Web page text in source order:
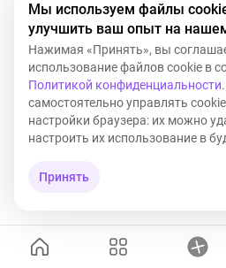
Мы используем файлы
улучшить ваш опыт на
Нажимая «Принять», вы
использование файлов cookie в
Политикой конфиденциальности
самостоятельно управлять
настройки браузера: их можно
настроить их использование в
Принять